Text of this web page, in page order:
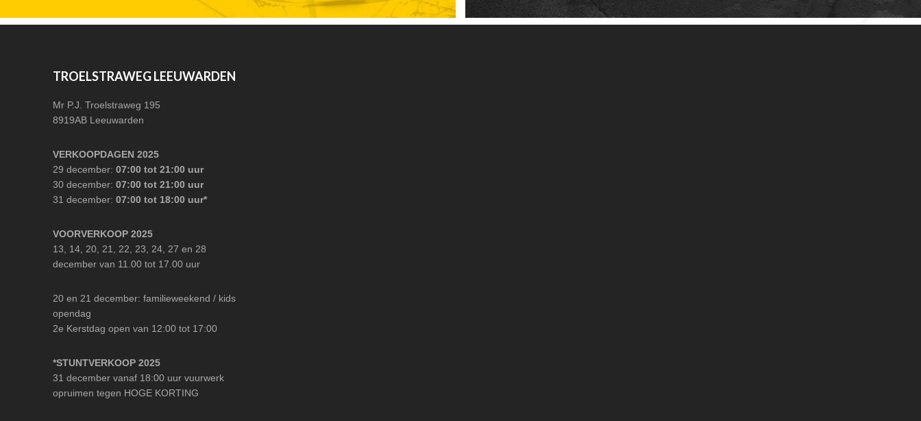
TROELSTRAWEG LEEUWARDEN
Mr P.J. Troelstraweg 195
8919AB Leeuwarden
VERKOOPDAGEN 2025
29 december:07:00 tot 21:00 uur
30 december:07:00 tot 21:00 uur
31 december:07:00 tot 18:00 uur*
VOORVERKOOP 2025
13, 14, 20, 21, 22, 23, 24, 27 en 28
december van 11.00 tot 17.00 uur
20 en 21 december: familieweekend / kids
opendag
2e Kerstdag open van 12:00 tot 17:00
*STUNTVERKOOP 2025
31 december vanaf 18:00 uur vuurwerk
opruimen tegen HOGE KORTING